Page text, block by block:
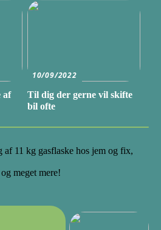
af
10/09/2022
Til dig der gerne vil skifte
bil ofte
11 kg gasflaske hos jem og fix,
meget mere!